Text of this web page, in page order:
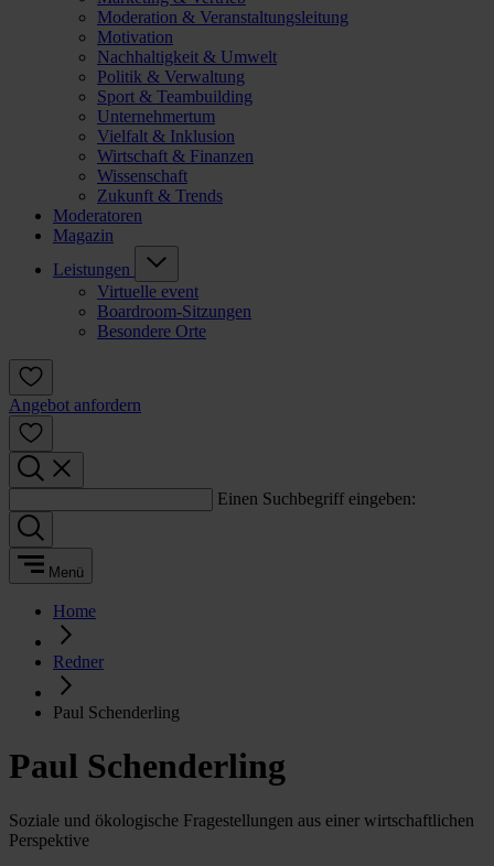
Moderation & Veranstaltungsleitung
Motivation
Nachhaltigkeit & Umwelt
Politik & Verwaltung
Sport & Teambuilding
Unternehmertum
Vielfalt & Inklusion
Wirtschaft & Finanzen
Wissenschaft
Zukunft & Trends
Moderatoren
Magazin
Leistungen
Virtuelle event
Boardroom-Sitzungen
Besondere Orte
Angebot anfordern
Einen Suchbegriff eingeben:
Menü
Home
Redner
Paul Schenderling
Paul Schenderling
Soziale und ökologische Fragestellungen aus einer wirtschaftlichen
Perspektive